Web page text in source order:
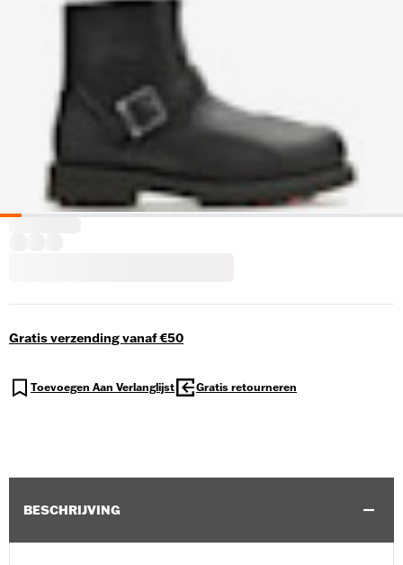
Gratis verzending vanaf €50
Toevoegen Aan Verlanglijst Gratis retourneren
BESCHRIJVING